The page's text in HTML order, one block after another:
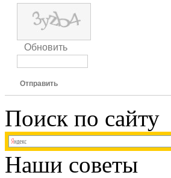
Обновить
Отправить
Поиск по сайту
Наши советы